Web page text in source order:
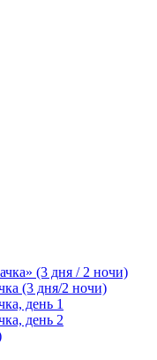
(3 дня / 2 ночи)
(3 дня/2 ночи)
день 1
день 2